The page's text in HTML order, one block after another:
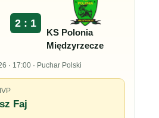
2 : 1
KS Polonia
Międzyrzecze
· 17:00 · Puchar Polski
Faj